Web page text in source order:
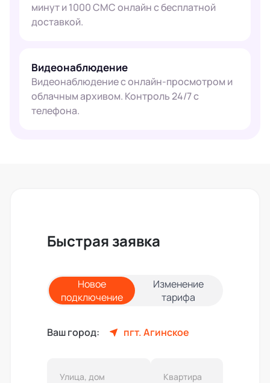
минут и 1000 СМС онлайн с бесплатной
доставкой.
Видеонаблюдение
Видеонаблюдение с онлайн-просмотром и
облачным архивом. Контроль 24/7 с
телефона.
Быстрая заявка
Новое
подключение
Изменение
тарифа
Ваш город: пгт. Агинское